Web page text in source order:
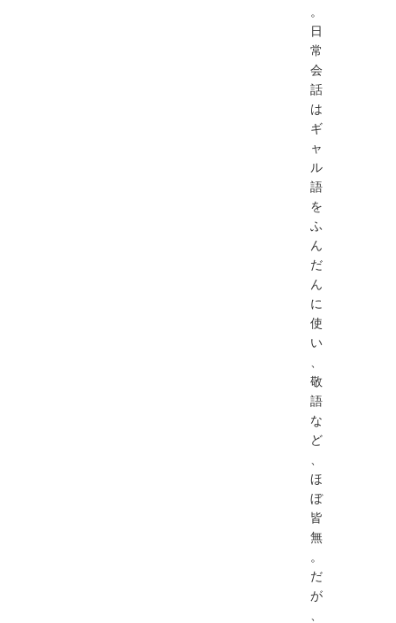
。
日
常
会
話
は
ギ
ャ
ル
語
を
ふ
ん
だ
ん
に
使
い
敬
語
な
ど
ほ
ぼ
皆
無
。
だ
が